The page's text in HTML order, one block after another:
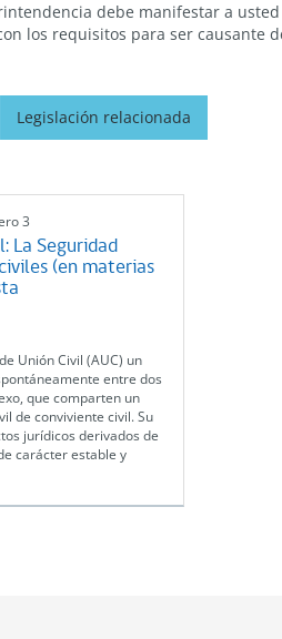
debe manifestar a
los requisitos para ser causante
Legislación relacionada
3
La Seguridad
(en materias
Unión Civil (AUC) un
entre dos
que comparten un
de conviviente civil. Su
jurídicos derivados de
carácter estable y